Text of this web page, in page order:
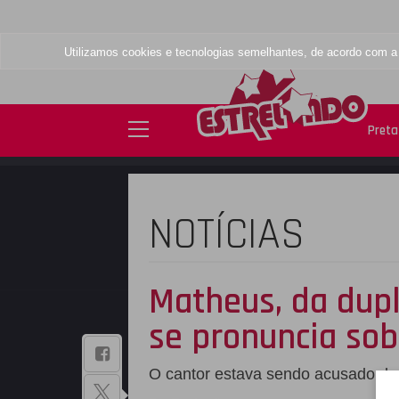
Utilizamos cookies e tecnologias semelhantes, de acordo com
NOTÍCIAS
Matheus, da
se pronuncia
O cantor estava sendo acusado
BAIXE NOSSO